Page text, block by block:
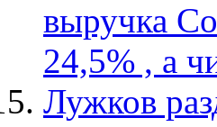
выручка
24,5% , а
Лужков